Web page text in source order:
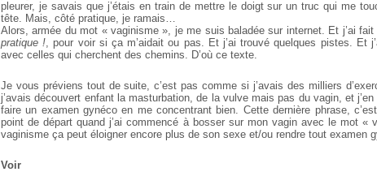
pleurer, je savais que j’étais en train de mettre le doigt sur un truc qui me
tête. Mais, côté pratique, je ramais…
Alors, armée du mot « vaginisme », je me suis baladée sur internet. Et j’ai
pratique !, pour voir si ça m’aidait ou pas. Et j’ai trouvé quelques pistes. Et
avec celles qui cherchent des chemins. D’où ce texte.
Je vous préviens tout de suite, c’est pas comme si j’avais des milliers
j’avais découvert enfant la masturbation, de la vulve mais pas du vagin, et
faire un examen gynéco en me concentrant bien. Cette dernière phrase,
point de départ quand j’ai commencé à bosser sur mon vagin avec le mot
vaginisme ça peut éloigner encore plus de son sexe et/ou rendre tout examen
Voir